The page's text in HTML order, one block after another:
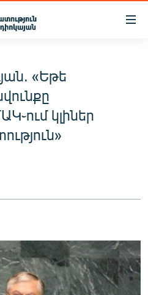
«Եթե
կլիներ